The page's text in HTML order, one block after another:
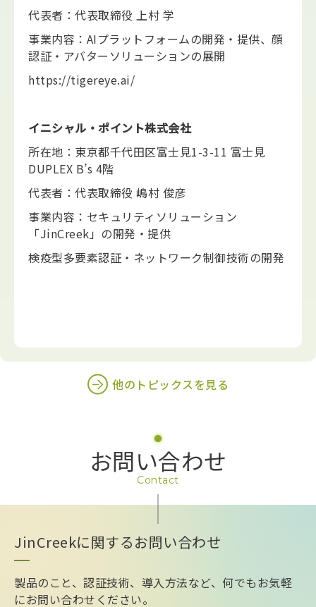
代表者：代表取締役 上村 学
事業内容：AIプラットフォームの開発・提供、顔
認証・アバターソリューションの展開
https://tigereye.ai/
イニシャル・ポイント株式会社
所在地：東京都千代田区富士見1-3-11 富士見
DUPLEX B’s 4階
代表者：代表取締役 嶋村 俊彦
事業内容：セキュリティソリューション
「JinCreek」の開発・提供
検疫型多要素認証・ネットワーク制御技術の開発
他のトピックスを見る
お問い合わせ
Contact
JinCreekに関するお問い合わせ
製品のこと、認証技術、導入方法など、何でもお気軽
にお問い合わせください。